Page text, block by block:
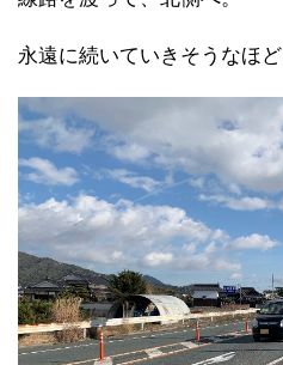
永遠に続いていきそうなほど